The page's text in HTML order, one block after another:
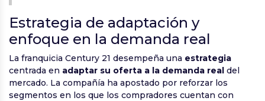
Estrategia de adaptación y
enfoque en la demanda real
La franquicia Century 21 desempeña una estrategia
centrada en adaptar su oferta a la demanda real del
mercado. La compañía ha apostado por reforzar los
segmentos en los que los compradores cuentan con